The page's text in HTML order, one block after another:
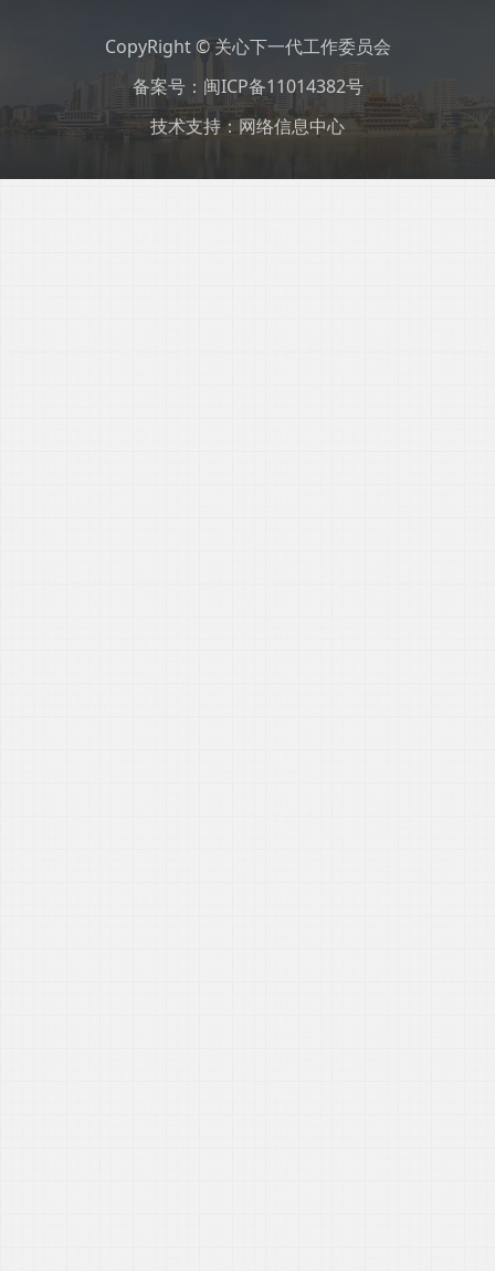
CopyRight © 关心下一代工作委员会
备案号：闽ICP备11014382号
技术支持：网络信息中心